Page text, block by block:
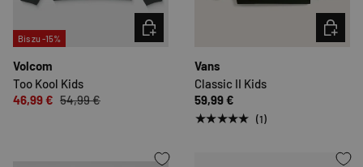
Bis zu -15%
Volcom
Too Kool Kids
46,99 € 54,99 €
OPTIONEN AUSWÄHLEN
Vans
Classic II Kids
59,99 €
★★★★★ (1)